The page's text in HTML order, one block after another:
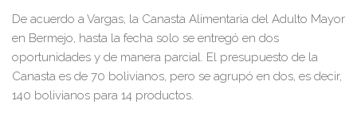
De acuerdo a Vargas, la Canasta Alimentaria del Adulto Mayor
en Bermejo, hasta la fecha solo se entregó en dos
oportunidades y de manera parcial. El presupuesto de la
Canasta es de 70 bolivianos, pero se agrupó en dos, es decir,
140 bolivianos para 14 productos.